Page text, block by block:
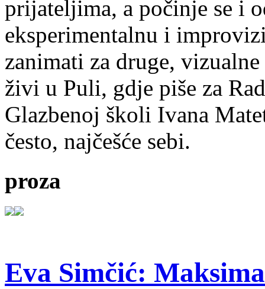
prijateljima, a počinje se i
eksperimentalnu i
zanimati za druge,
živi u Puli, gdje piše za
Glazbenoj školi Ivana
često, najčešće sebi.
proza
Eva Simčić: